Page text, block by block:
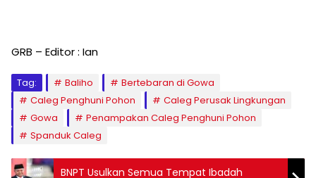
GRB – Editor : Ian
Tag: Baliho
Bertebaran di Gowa
Caleg Penghuni Pohon
Caleg Perusak Lingkungan
Gowa
Penampakan Caleg Penghuni Pohon
Spanduk Caleg
BNPT Usulkan Semua Tempat Ibadah